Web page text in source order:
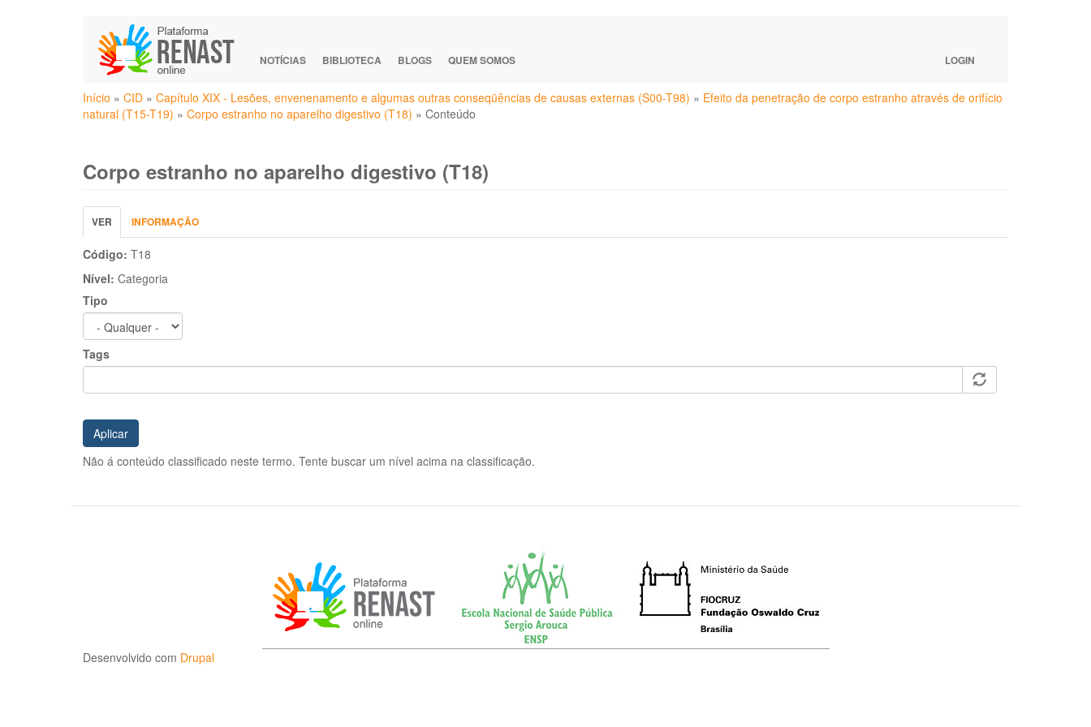
NOTÍCIAS BIBLIOTECA BLOGS QUEM SOMOS LOGIN
Você
está
Início » CID » Capítulo XIX - Lesões, envenenamento e algumas outras conseqüências de causas externas (S00-T98) » Efeito da penetração de corpo estranho através de orifício
natural (T15-T19) » Corpo estranho no aparelho digestivo (T18) » Conteúdo
Corpo estranho no aparelho digestivo (T18)
Abas
primárias
VER (ABA
ATIVA)
INFORMAÇÃO
Código: T18
Nível: Categoria
Tipo
Tags
Aplicar
Não á conteúdo classificado neste termo. Tente buscar um nível acima na classificação.
Desenvolvido com Drupal